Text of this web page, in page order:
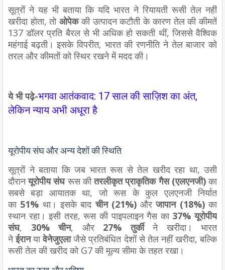
सूत्रों ने यह भी बताया कि यदि भारत ने रियायती रूसी तेल नहीं
खरीदा होता, तोओपेककी उत्पादन कटौती के कारण तेल की कीमतें
137 डॉलर प्रति बैरल से भी अधिक हो सकती थीं, जिससे वैश्विक
महंगाई बढ़ती। इसके विपरीत, भारत की रणनीति ने तेल बाजार को
तरल और कीमतों को स्थिर रखने में मदद की।
ये भी पढ़े-भगवा आतंकवाद: 17 साल की साज़िश का अंत,
लेकिन न्याय अभी अधूरा है
यूरोपीय संघ और अन्य देशों की स्थिति
सूत्रों ने बताया कि जब भारत रूस से तेल खरीद रहा था, उसी
दौरानयूरोपीय संघरूस कीतरलीकृत प्राकृतिक गैस (एलएनजी)का
सबसे बड़ा आयातक था, जो रूस के कुल एलएनजी निर्यात
का 51% था। इसके बादचीन (21%)औरजापान (18%)का
स्थान रहा। इसी तरह, रूस की पाइपलाइन गैस का 37% यूरोपीय
संघ, 30% चीन, और 27% तुर्कीने खरीदा। भारत
नेईरानयावेनेजुएलाजैसे प्रतिबंधित देशों से तेल नहीं खरीदा, बल्कि
रूसी तेल की खरीद को G7 की मूल्य सीमा के तहत रखा।